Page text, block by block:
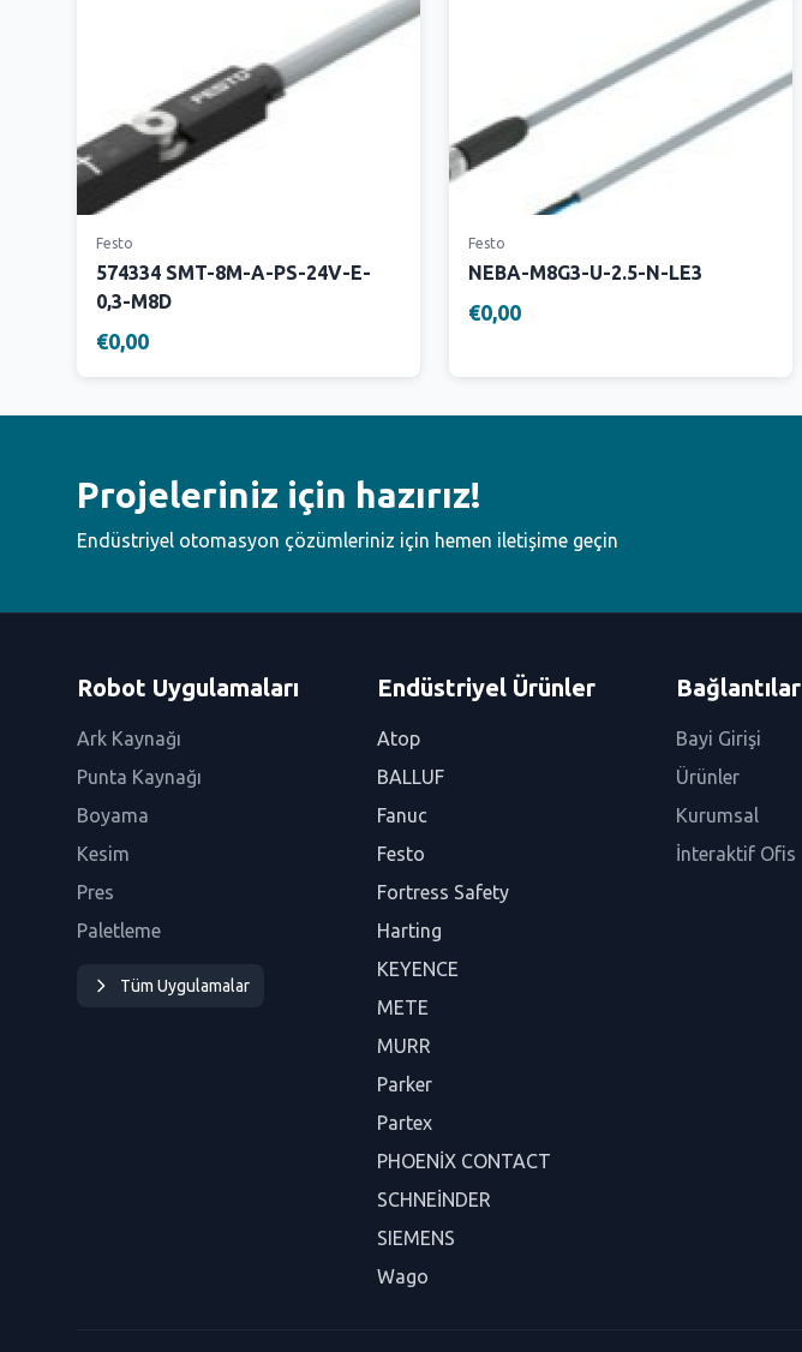
Festo
574334 SMT-8M-A-PS-24V-E-
0,3-M8D
€0,00
Festo
NEBA-M8G3-U-2.5-N-LE3
€0,00
Projeleriniz için hazırız!
Endüstriyel otomasyon çözümleriniz için hemen iletişime geçin
Robot Uygulamaları
Ark Kaynağı
Punta Kaynağı
Boyama
Kesim
Pres
Paletleme
Tüm Uygulamalar
Endüstriyel Ürünler
Atop
BALLUF
Fanuc
Festo
Fortress Safety
Harting
KEYENCE
METE
MURR
Parker
Partex
PHOENİX CONTACT
SCHNEİNDER
SIEMENS
Wago
Bağlantılar
Bayi Girişi
Ürünler
Kurumsal
İnteraktif Ofis